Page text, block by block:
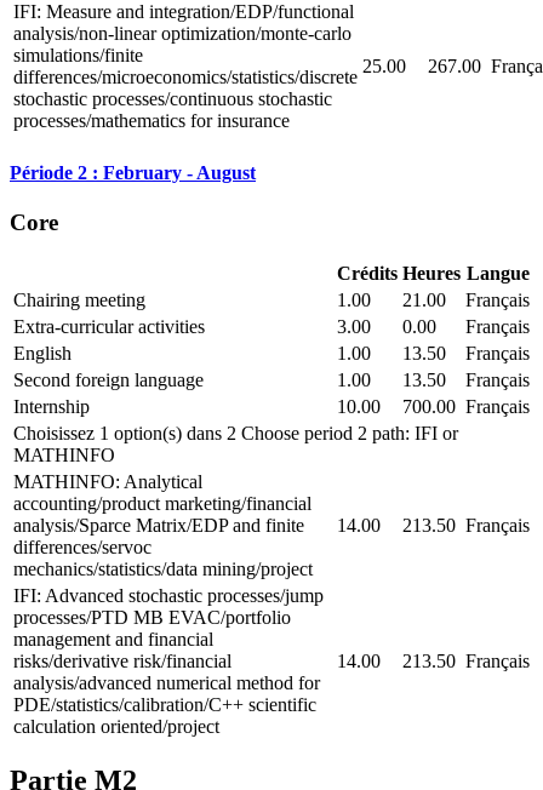
IFI: Measure and integration/EDP/functional
analysis/non-linear optimization/monte-carlo
simulations/finite
differences/microeconomics/statistics/discrete
stochastic processes/continuous stochastic
processes/mathematics for insurance
25.00 267.00
Période 2 : February - August
Core
Crédits Heures Langue
Chairing meeting
1.00 21.00
Français
Extra-curricular activities
3.00 0.00
Français
English
1.00 13.50
Français
Second foreign language
1.00 13.50
Français
Internship
10.00 700.00 Français
Choisissez 1 option(s) dans 2 Choose period 2 path: IFI or
MATHINFO
MATHINFO: Analytical
accounting/product marketing/financial
analysis/Sparce Matrix/EDP and finite
differences/servoc
mechanics/statistics/data mining/project
14.00 213.50 Français
IFI: Advanced stochastic processes/jump
processes/PTD MB EVAC/portfolio
management and financial
risks/derivative risk/financial
analysis/advanced numerical method for
PDE/statistics/calibration/C++ scientific
calculation oriented/project
14.00 213.50 Français
Partie M2